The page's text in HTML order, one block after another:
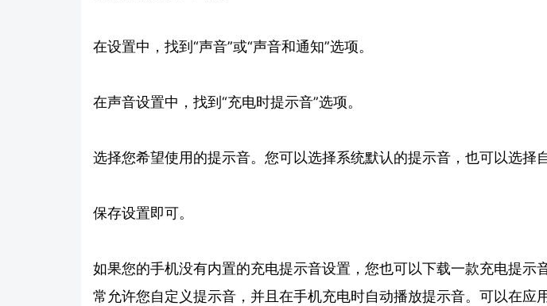
在设置中，找到“声音”或“声音和通知”选项。
在声音设置中，找到“充电时提示音”选项。
选择您希望使用的提示音。您可以选择系统默认的提示音，也可以选择
保存设置即可。
如果您的手机没有内置的充电提示音设置，您也可以下载一款充电提示
常允许您自定义提示音，并且在手机充电时自动播放提示音。可以在应